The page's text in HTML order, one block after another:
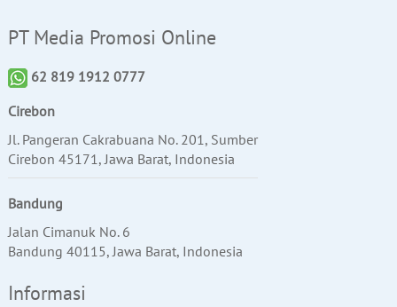
PT Media Promosi Online
62 819 1912 0777
Cirebon
Jl. Pangeran Cakrabuana No. 201, Sumber
Cirebon 45171, Jawa Barat, Indonesia
Bandung
Jalan Cimanuk No. 6
Bandung 40115, Jawa Barat, Indonesia
Informasi